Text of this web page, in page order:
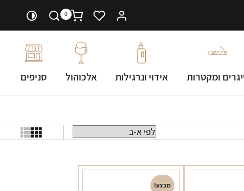
0
ומקטרות אידוי ונרגילות אלכוהול סניפים
מבצע!